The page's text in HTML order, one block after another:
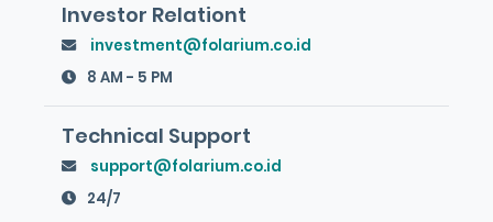
Investor Relationt
investment@folarium.co.id
8 AM - 5 PM
Technical Support
support@folarium.co.id
24/7